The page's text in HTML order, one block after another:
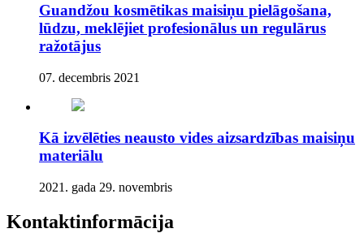
Guandžou kosmētikas maisiņu pielāgošana,
lūdzu, meklējiet profesionālus un regulārus
ražotājus
07. decembris 2021
Kā izvēlēties neausto vides aizsardzības maisiņu
materiālu
2021. gada 29. novembris
Kontaktinformācija